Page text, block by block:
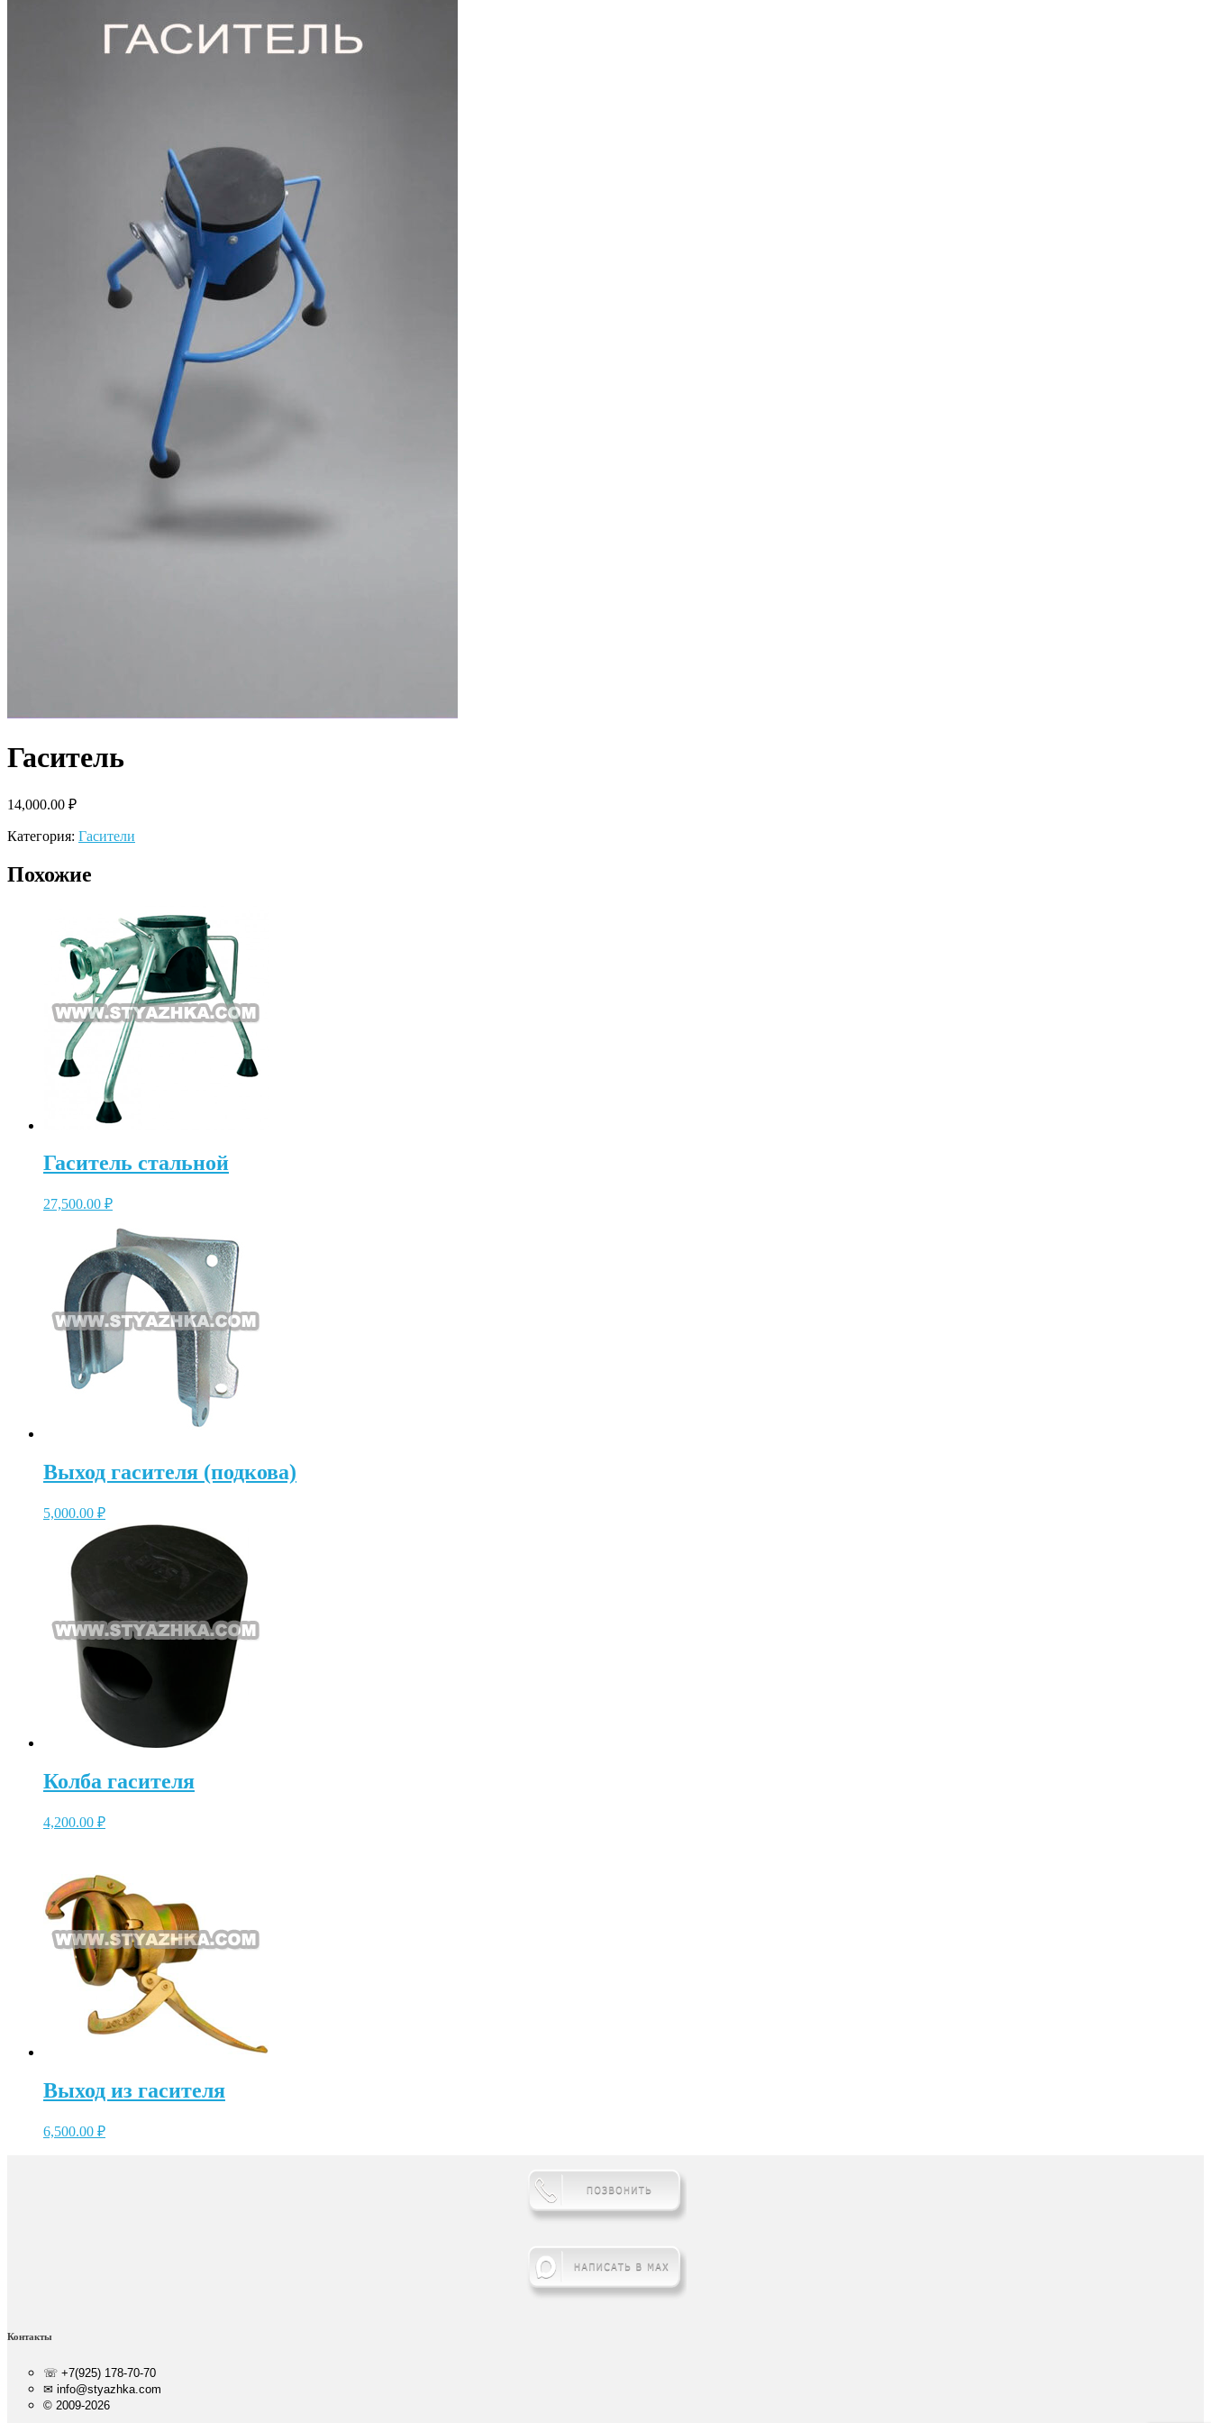
Гаситель
14,000.00 ₽
Категория: Гасители
Похожие
Гаситель стальной
27,500.00 ₽
Выход гасителя (подкова)
5,000.00 ₽
Колба гасителя
4,200.00 ₽
Выход из гасителя
6,500.00 ₽
Контакты
☏ +7(925) 178-70-70
✉ info@styazhka.com
© 2009-2026